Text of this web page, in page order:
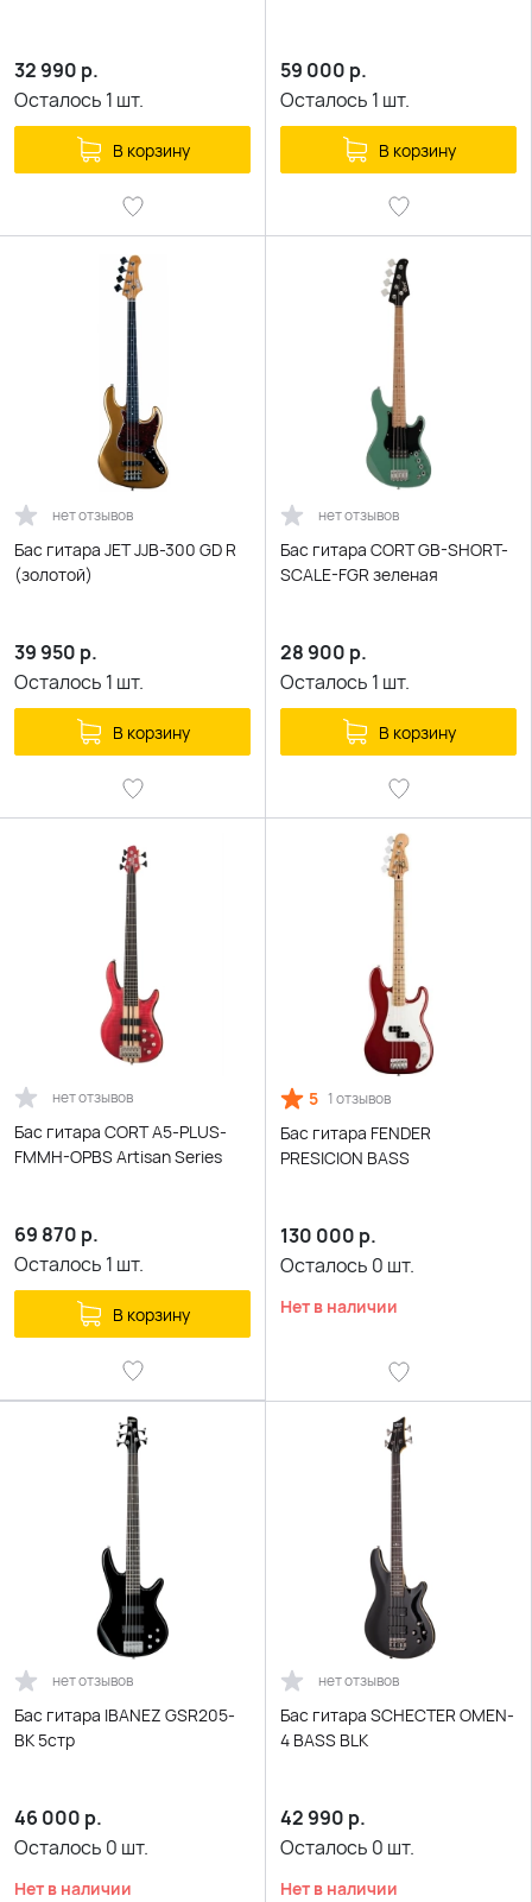
32 990 р.
Осталось 1 шт.
В корзину
59 000 р.
Осталось 1 шт.
В корзину
нет отзывов
Бас гитара JET JJB-300 GD R
(золотой)
39 950 р.
Осталось 1 шт.
В корзину
нет отзывов
Бас гитара CORT GB-SHORT-
SCALE-FGR зеленая
28 900 р.
Осталось 1 шт.
В корзину
нет отзывов
Бас гитара CORT A5-PLUS-
FMMH-OPBS Artisan Series
69 870 р.
Осталось 1 шт.
В корзину
5 1 отзывов
Бас гитара FENDER
PRESICION BASS
130 000 р.
Осталось 0 шт.
Нет в наличии
нет отзывов
Бас гитара IBANEZ GSR205-
BK 5стр
46 000 р.
Осталось 0 шт.
Нет в наличии
нет отзывов
Бас гитара SCHECTER OMEN-
4 BASS BLK
42 990 р.
Осталось 0 шт.
Нет в наличии